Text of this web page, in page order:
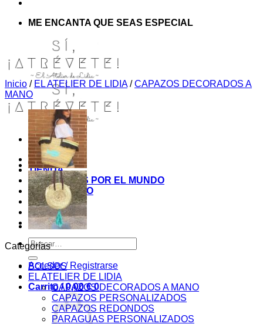
ME ENCANTA QUE SEAS ESPECIAL
INICIO
TIENDA
MIS COSITAS POR EL MUNDO
EL COMIENZO
BLOG
PAGOS
CONTACTO
Buscar
por:
Acceder / Registrarse
Carrito /0,00€ 0
Inicio / EL ATELIER DE LIDIA / CAPAZOS DECORADOS A
MANO
Categorías
BOLSOS
EL ATELIER DE LIDIA
CAPAZOS DECORADOS A MANO
CAPAZOS PERSONALIZADOS
CAPAZOS REDONDOS
PARAGUAS PERSONALIZADOS